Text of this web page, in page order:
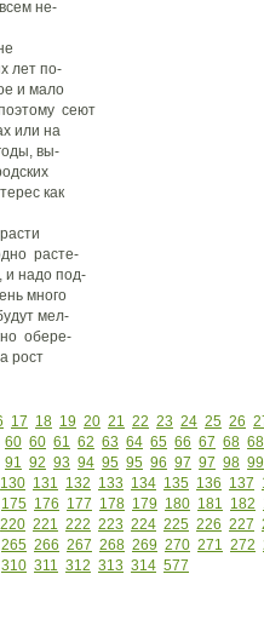
не-
лет по-
и мало
сеют
или на
вы-
как
расте-
и надо под-
много
мел-
обере-
рост
17 18 19 20 21 22 23 24 25 26
60 60 61 62 63 64 65 66 67 68 68
91 92 93 94 95 95 96 97 97 98 99
130 131 132 133 134 135 136 137
175 176 177 178 179 180 181 182
220 221 222 223 224 225 226 227
265 266 267 268 269 270 271 272
310 311 312 313 314 577